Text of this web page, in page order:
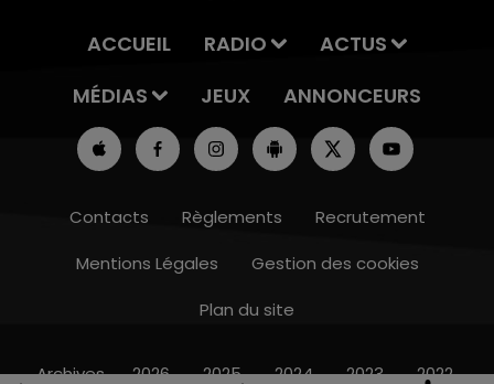
19h00 - 19h15
ACCUEIL RADIO
ACTUS
MÉDIAS
JEUX ANNONCEURS
Contacts Règlements
Recrutement
Mentions Légales
Gestion des cookies
Plan du site
Archives 2026 2025 2024 2023 2022